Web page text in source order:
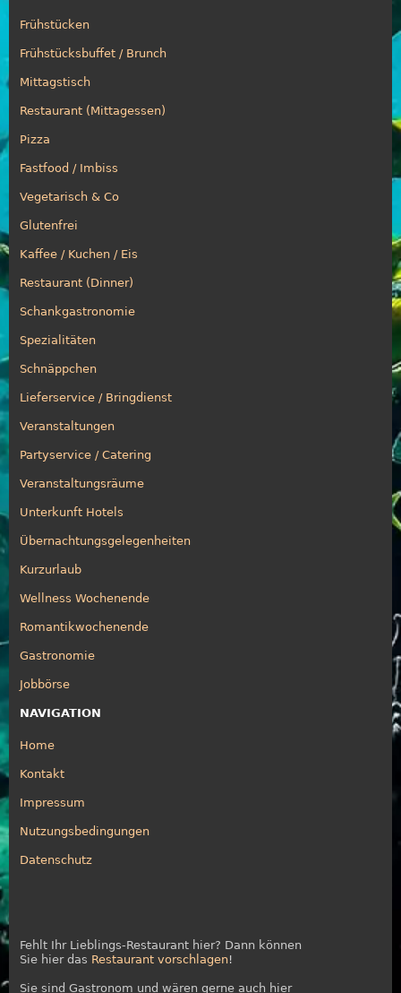
Frühstücken
Frühstücksbuffet / Brunch
Mittagstisch
Restaurant (Mittagessen)
Pizza
Fastfood / Imbiss
Vegetarisch & Co
Glutenfrei
Kaffee / Kuchen / Eis
Restaurant (Dinner)
Schankgastronomie
Spezialitäten
Schnäppchen
Lieferservice / Bringdienst
Veranstaltungen
Partyservice / Catering
Veranstaltungsräume
Unterkunft Hotels
Übernachtungsgelegenheiten
Kurzurlaub
Wellness Wochenende
Romantikwochenende
Gastronomie
Jobbörse
NAVIGATION
Home
Kontakt
Impressum
Nutzungsbedingungen
Datenschutz
Fehlt Ihr Lieblings-Restaurant hier? Dann können
Sie hier das Restaurant vorschlagen!
Sie sind Gastronom und wären gerne auch hier